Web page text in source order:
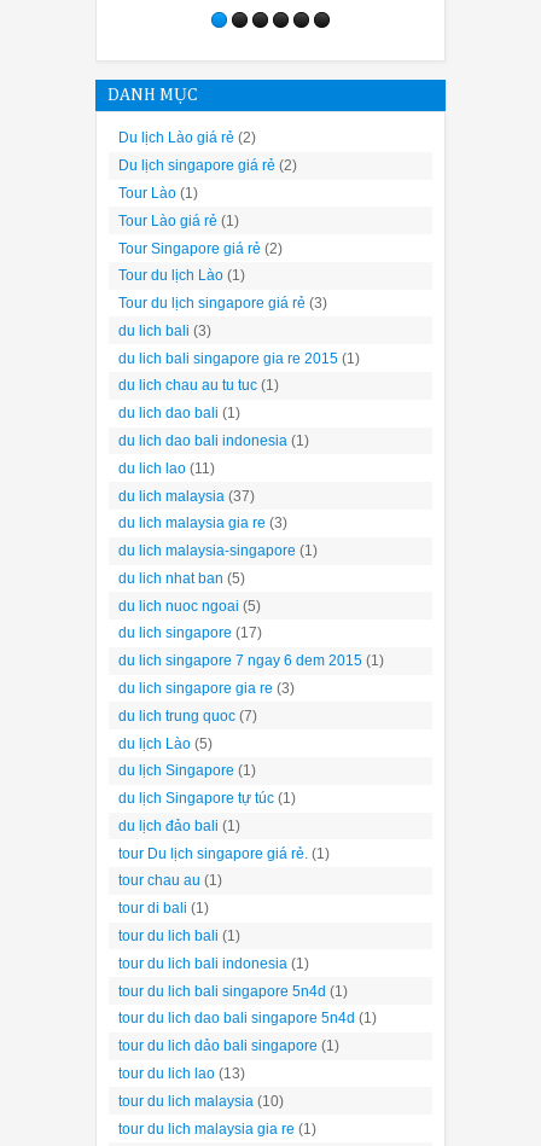
DANH MỤC
Du lịch Lào giá rẻ (2)
Du lịch singapore giá rẻ (2)
Tour Lào (1)
Tour Lào giá rẻ (1)
Tour Singapore giá rẻ (2)
Tour du lịch Lào (1)
Tour du lịch singapore giá rẻ (3)
du lich bali (3)
du lich bali singapore gia re 2015 (1)
du lich chau au tu tuc (1)
du lich dao bali (1)
du lich dao bali indonesia (1)
du lich lao (11)
du lich malaysia (37)
du lich malaysia gia re (3)
du lich malaysia-singapore (1)
du lich nhat ban (5)
du lich nuoc ngoai (5)
du lich singapore (17)
du lich singapore 7 ngay 6 dem 2015 (1)
du lich singapore gia re (3)
du lich trung quoc (7)
du lịch Lào (5)
du lịch Singapore (1)
du lịch Singapore tự túc (1)
du lịch đảo bali (1)
tour Du lịch singapore giá rẻ. (1)
tour chau au (1)
tour di bali (1)
tour du lich bali (1)
tour du lich bali indonesia (1)
tour du lich bali singapore 5n4d (1)
tour du lich dao bali singapore 5n4d (1)
tour du lich dảo bali singapore (1)
tour du lich lao (13)
tour du lich malaysia (10)
tour du lich malaysia gia re (1)